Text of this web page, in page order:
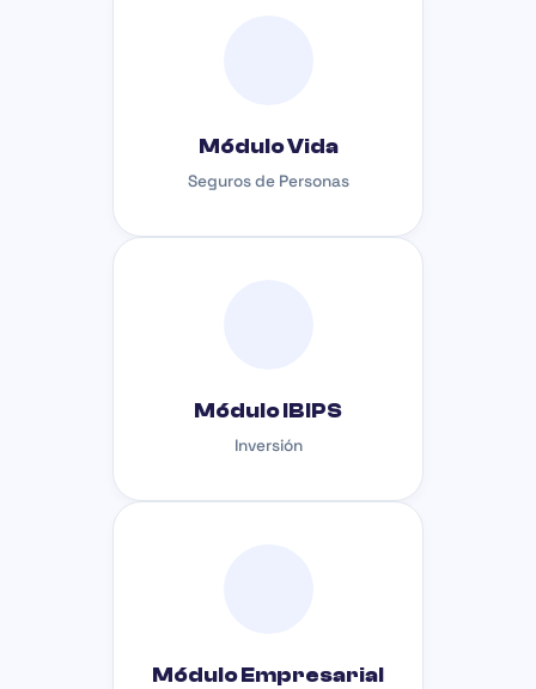
Módulo Vida
Seguros de Personas
Módulo IBIPS
Inversión
Módulo Empresarial